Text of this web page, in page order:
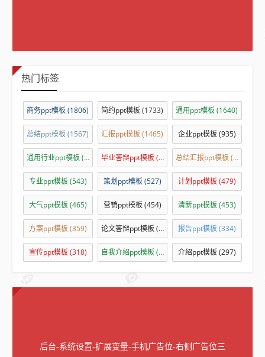
热门标签
商务ppt模板 (1806) 简约ppt模板 (1733) 通用ppt模板 (1640)
总结ppt模板 (1567) 汇报ppt模板 (1465) 企业ppt模板 (935)
通用行业ppt模板 (794) 毕业答辩ppt模板 (614) 总结汇报ppt模板 (551)
专业ppt模板 (543) 策划ppt模板 (527) 计划ppt模板 (479)
大气ppt模板 (465) 营销ppt模板 (454) 清新ppt模板 (453)
方案ppt模板 (359) 论文答辩ppt模板 (336) 报告ppt模板 (334)
宣传ppt模板 (318) 自我介绍ppt模板 (312) 介绍ppt模板 (297)
后台-系统设置-扩展变量-手机广告位-右侧广告位三